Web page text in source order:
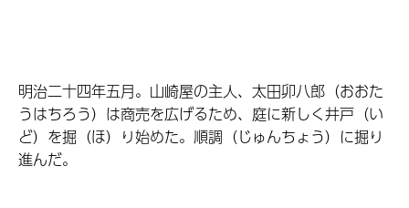
明治二十四年五月。山崎屋の主人、太田卯八郎（おおた
うはちろう）は商売を広げるため、庭に新しく井戸（い
ど）を掘（ほ）り始めた。順調（じゅんちょう）に掘り
進んだ。